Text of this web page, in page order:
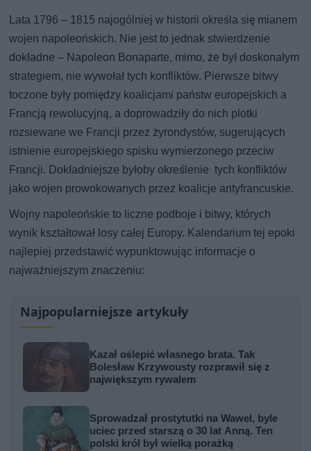
Lata 1796 – 1815 najogólniej w historii określa się mianem
wojen napoleońskich. Nie jest to jednak stwierdzenie
dokładne – Napoleon Bonaparte, mimo, że był doskonałym
strategiem, nie wywołał tych konfliktów. Pierwsze bitwy
toczone były pomiędzy koalicjami państw europejskich a
Francją rewolucyjną, a doprowadziły do nich plotki
rozsiewane we Francji przez żyrondystów, sugerujących
istnienie europejskiego spisku wymierzonego przeciw
Francji. Dokładniejsze byłoby określenie tych konfliktów
jako wojen prowokowanych przez koalicje antyfrancuskie.
Wojny napoleońskie to liczne podboje i bitwy, których
wynik kształtował losy całej Europy. Kalendarium tej epoki
najlepiej przedstawić wypunktowując informacje o
najważniejszym znaczeniu:
Najpopularniejsze artykuły
Kazał oślepić własnego brata. Tak
Bolesław Krzywousty rozprawił się z
największym rywalem
Sprowadzał prostytutki na Wawel, byle
uciec przed starszą o 30 lat Anną. Ten
polski król był wielką porażką